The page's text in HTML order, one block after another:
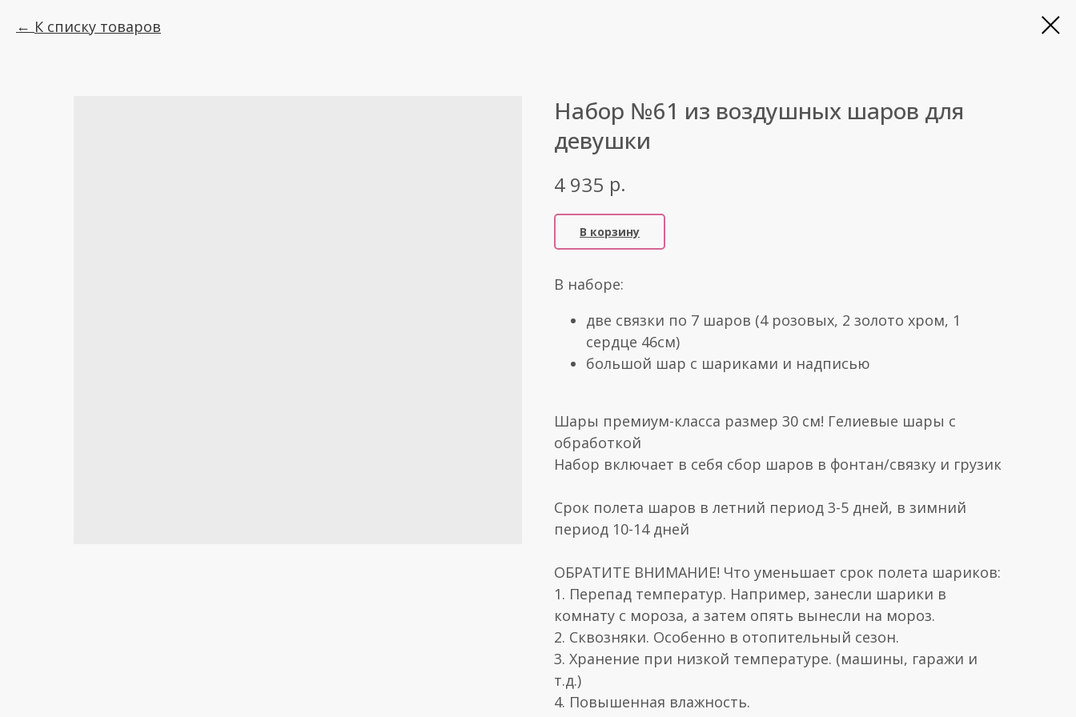
К списку товаров
Набор №61 из воздушных шаров для
девушки
4 935 р.
В корзину
В наборе:
две связки по 7 шаров (4 розовых, 2 золото хром, 1
сердце 46см)
большой шар с шариками и надписью
Шары премиум-класса размер 30 см! Гелиевые шары с
обработкой
Набор включает в себя сбор шаров в фонтан/связку и грузик
Срок полета шаров в летний период 3-5 дней, в зимний
период 10-14 дней
ОБРАТИТЕ ВНИМАНИЕ! Что уменьшает срок полета шариков:
1. Перепад температур. Например, занесли шарики в
комнату с мороза, а затем опять вынесли на мороз.
2. Сквозняки. Особенно в отопительный сезон.
3. Хранение при низкой температуре. (машины, гаражи и
т.д.)
4. Повышенная влажность.